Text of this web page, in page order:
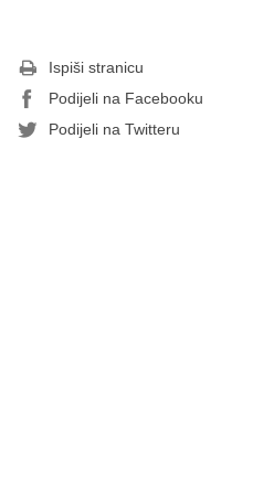
Ispiši stranicu
Podijeli na Facebooku
Podijeli na Twitteru